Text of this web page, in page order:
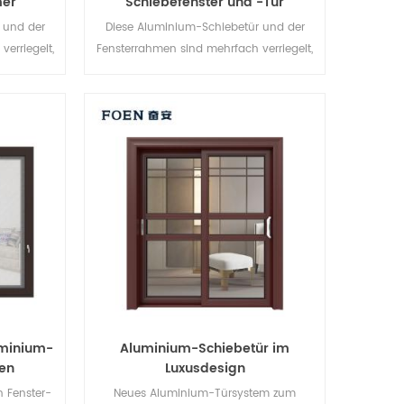
und der
Diese Aluminium-Schiebetür und der
Fensterrahmen sind mehrfach verriegelt,
Verschiedene Türtypen für
unterschiedliche architektonische
Anforderungen
Fenster-
Aluminium-Schiebetür im
Luxusdesign
Neues Aluminium-Türsystem zum